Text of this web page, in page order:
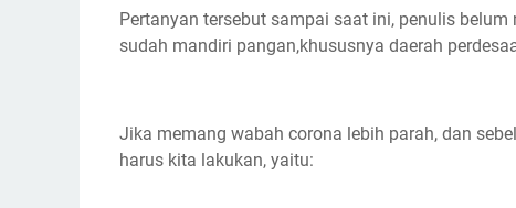
Pertanyan tersebut sampai saat ini, penulis
sudah mandiri pangan,khususnya daerah
Jika memang wabah corona lebih parah, dan
harus kita lakukan, yaitu: